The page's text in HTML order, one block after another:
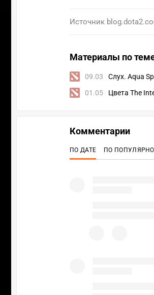
Источник
Материалы по
09.03 Слух. Aqua
01.05 Цвета The
Комментарии
ПО ДАТЕ ПО